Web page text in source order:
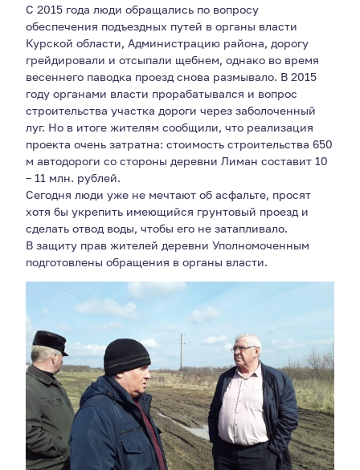
С 2015 года люди обращались по вопросу
обеспечения подъездных путей в органы власти
Курской области, Администрацию района, дорогу
грейдировали и отсыпали щебнем, однако во время
весеннего паводка проезд снова размывало. В 2015
году органами власти прорабатывался и вопрос
строительства участка дороги через заболоченный
луг. Но в итоге жителям сообщили, что реализация
проекта очень затратна: стоимость строительства 650
м автодороги со стороны деревни Лиман составит 10
– 11 млн. рублей.
Сегодня люди уже не мечтают об асфальте, просят
хотя бы укрепить имеющийся грунтовый проезд и
сделать отвод воды, чтобы его не затапливало.
В защиту прав жителей деревни Уполномоченным
подготовлены обращения в органы власти.